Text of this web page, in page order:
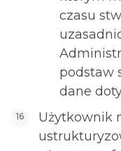
czasu
podstaw
dane
Użytkownik